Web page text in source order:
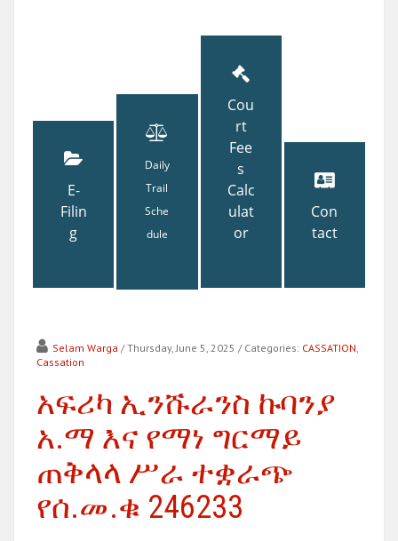
E-
Filin
g
Daily
Trail
Sche
dule
Cou
rt
Fee
s
Calc
ulat
or
Con
tact
Selam Warga / Thursday, June 5, 2025 / Categories: CASSATION,
Cassation
አፍሪካ ኢንሹራንስ ኩባንያ
አ.ማ እና የማነ ግርማይ
ጠቅላላ ሥራ ተቋራጭ
የሰ.መ.ቁ 246233